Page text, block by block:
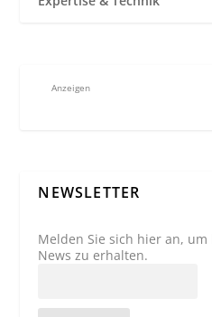
Anzeigen
NEWSLETTER
Melden Sie sich hier an,
News zu erhalten.